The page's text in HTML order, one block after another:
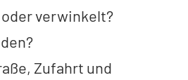
verwinkelt?
Zufahrt und